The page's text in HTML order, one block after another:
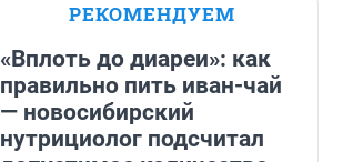
РЕКОМЕНДУЕМ
«Вплоть до диареи»: как
правильно пить иван-чай
— новосибирский
нутрициолог подсчитал